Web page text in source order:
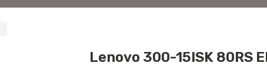
Lenovo 300-15ISK 80RS